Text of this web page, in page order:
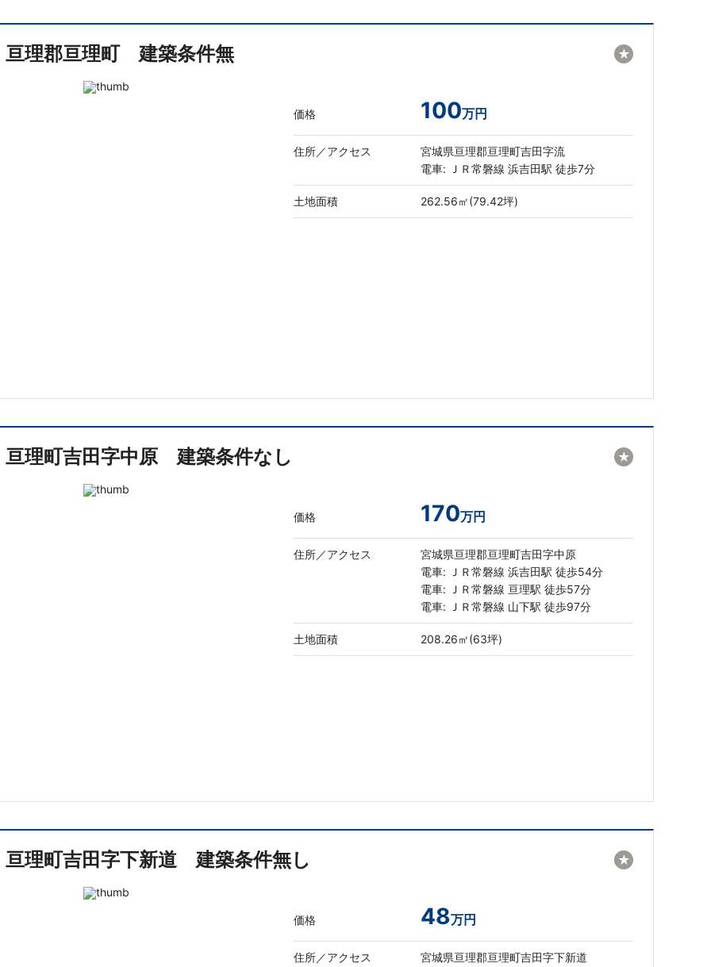
亘理郡亘理町 建築条件無
価格 100万円
住所／アクセス
宮城県亘理郡亘理町吉田字流
電車: ＪＲ常磐線 浜吉田駅 徒歩7分
土地面積 262.56㎡(79.42坪)
★
亘理町吉田字中原 建築条件なし
価格 170万円
住所／アクセス
宮城県亘理郡亘理町吉田字中原
電車: ＪＲ常磐線 浜吉田駅 徒歩54分
電車: ＪＲ常磐線 亘理駅 徒歩57分
電車: ＪＲ常磐線 山下駅 徒歩97分
土地面積 208.26㎡(63坪)
★
亘理町吉田字下新道 建築条件無し
価格 48万円
住所／アクセス
宮城県亘理郡亘理町吉田字下新道
★